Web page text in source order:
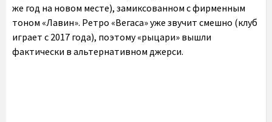
же год на новом месте), замиксованном с фирменным
тоном «Лавин». Ретро «Вегаса» уже звучит смешно (клуб
играет с 2017 года), поэтому «рыцари» вышли
фактически в альтернативном джерси.